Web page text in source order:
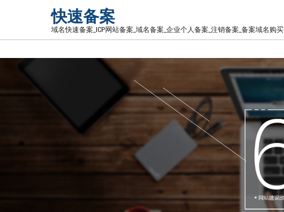
快速备案
域名快速备案_ICP网站备案_域名备案_企业个人备案_注销备案_备案域名购买